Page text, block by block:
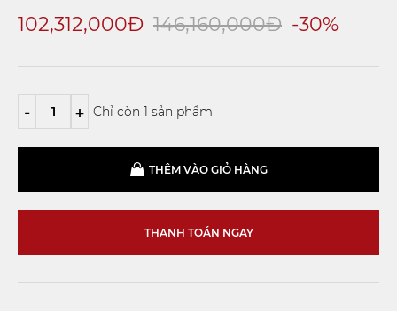
102,312,000Đ 146,160,000Đ -30%
- + Chỉ còn 1 sản phẩm
THÊM VÀO GIỎ HÀNG
THANH TOÁN NGAY